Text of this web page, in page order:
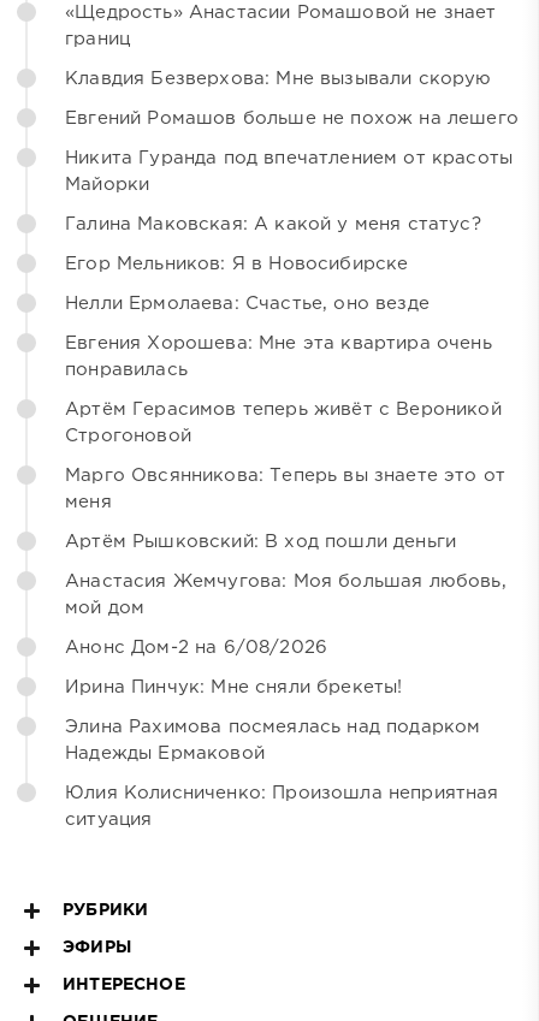
«Щедрость» Анастасии Ромашовой не знает
границ
Клавдия Безверхова: Мне вызывали скорую
Евгений Ромашов больше не похож на лешего
Никита Гуранда под впечатлением от красоты
Майорки
Галина Маковская: А какой у меня статус?
Егор Мельников: Я в Новосибирске
Нелли Ермолаева: Счастье, оно везде
Евгения Хорошева: Мне эта квартира очень
понравилась
Артём Герасимов теперь живёт с Вероникой
Строгоновой
Марго Овсянникова: Теперь вы знаете это от
меня
Артём Рышковский: В ход пошли деньги
Анастасия Жемчугова: Моя большая любовь,
мой дом
Анонс Дом-2 на 6/08/2026
Ирина Пинчук: Мне сняли брекеты!
Элина Рахимова посмеялась над подарком
Надежды Ермаковой
Юлия Колисниченко: Произошла неприятная
ситуация
РУБРИКИ
ЭФИРЫ
ИНТЕРЕСНОЕ